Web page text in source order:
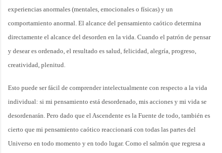
experiencias anormales (mentales, emocionales o físicas) y un
comportamiento anormal. El alcance del pensamiento caótico determina
directamente el alcance del desorden en la vida. Cuando el patrón de pensar
y desear es ordenado, el resultado es salud, felicidad, alegría, progreso,
creatividad, plenitud.
Esto puede ser fácil de comprender intelectualmente con respecto a la vida
individual: si mi pensamiento está desordenado, mis acciones y mi vida se
desordenarán. Pero dado que el Ascendente es la Fuente de todo, también es
cierto que mi pensamiento caótico reaccionará con todas las partes del
Universo en todo momento y en todo lugar. Como el salmón que regresa a